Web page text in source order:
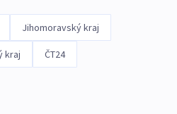
Jihomoravský kraj
kraj ČT24